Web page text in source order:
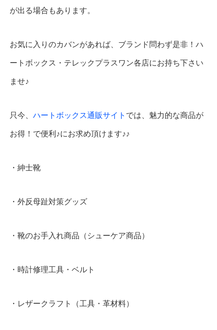
が出る場合もあります。
お気に入りのカバンがあれば、ブランド問わず是非！ハ
ートボックス・テレックプラスワン各店にお持ち下さい
ませ♪
只今、 ハートボックス通販サイト では、魅力的な商品が
お得！で便利♪にお求め頂けます♪♪
・紳士靴
・外反母趾対策グッズ
・靴のお手入れ商品（シューケア商品）
・時計修理工具・ベルト
・レザークラフト（工具・革材料）